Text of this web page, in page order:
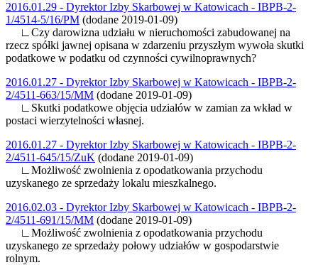
2016.01.29 - Dyrektor Izby Skarbowej w Katowicach - IBPB-2-
1/4514-5/16/PM (dodane 2019-01-09)
∟Czy darowizna udziału w nieruchomości zabudowanej na
rzecz spółki jawnej opisana w zdarzeniu przyszłym wywoła skutki
podatkowe w podatku od czynności cywilnoprawnych?
2016.01.27 - Dyrektor Izby Skarbowej w Katowicach - IBPB-2-
2/4511-663/15/MM (dodane 2019-01-09)
∟Skutki podatkowe objęcia udziałów w zamian za wkład w
postaci wierzytelności własnej.
2016.01.27 - Dyrektor Izby Skarbowej w Katowicach - IBPB-2-
2/4511-645/15/ZuK (dodane 2019-01-09)
∟Możliwość zwolnienia z opodatkowania przychodu
uzyskanego ze sprzedaży lokalu mieszkalnego.
2016.02.03 - Dyrektor Izby Skarbowej w Katowicach - IBPB-2-
2/4511-691/15/MM (dodane 2019-01-09)
∟Możliwość zwolnienia z opodatkowania przychodu
uzyskanego ze sprzedaży połowy udziałów w gospodarstwie
rolnym.